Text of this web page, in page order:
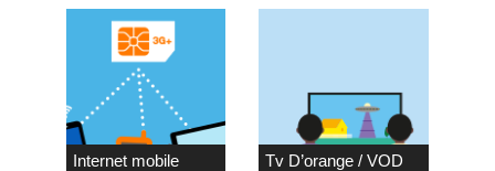
Internet mobile Tv D’orange / VOD